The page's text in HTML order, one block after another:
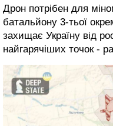
Дрон потрібен для
батальйону 3-тьої
захищає Україну від
найгарячіших точок -